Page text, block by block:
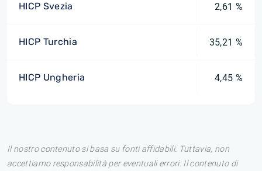
HICP Svezia 2,61 %
HICP Turchia 35,21 %
HICP Ungheria 4,45 %
Il nostro contenuto si basa su fonti affidabili. Tuttavia, non
accettiamo responsabilità per eventuali errori. Il contenuto di